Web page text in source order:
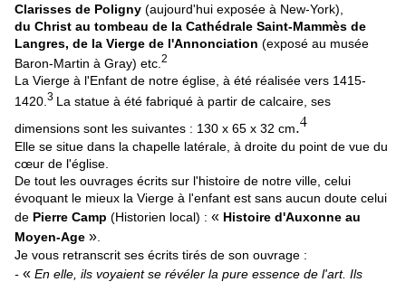
Clarisses de Poligny (aujourd'hui exposée à New-York),
du Christ au tombeau de la Cathédrale Saint-Mammès de
Langres, de la Vierge de l'Annonciation (exposé au musée
Baron-Martin à Gray) etc.2
La Vierge à l'Enfant de notre église, à été réalisée vers 1415-
1420. 3 La statue à été fabriqué à partir de calcaire, ses
dimensions sont les suivantes : 130 x 65 x 32 cm.4
Elle se situe dans la chapelle latérale, à droite du point de vue du
cœur de l'église.
De tout les ouvrages écrits sur l'histoire de notre ville, celui
évoquant le mieux la Vierge à l'enfant est sans aucun doute celui
de Pierre Camp (Historien local) : « Histoire d'Auxonne au
Moyen-Age »
Je vous retranscrit ses écrits tirés de son ouvrage :
- « En elle, ils voyaient se révéler la pure essence de l'art. Ils